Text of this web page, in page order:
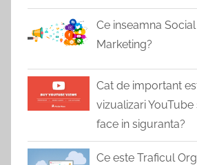
Ce inseamna
Marketing?
Cat de important
vizualizari
face in siguranta?
Ce este Traficul